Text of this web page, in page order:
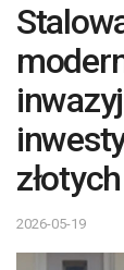
złotych
2026-05-19